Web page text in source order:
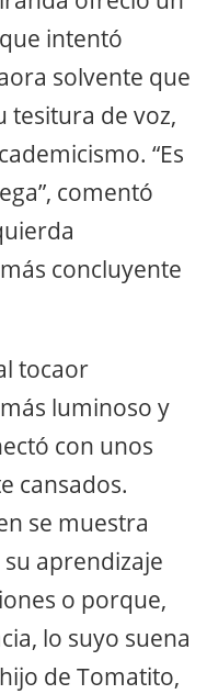
intentó
solvente que
tesitura de voz,
“Es
comentó
concluyente
tocaor
luminoso y
con unos
cansados.
se muestra
aprendizaje
o porque,
lo suyo suena
de Tomatito,